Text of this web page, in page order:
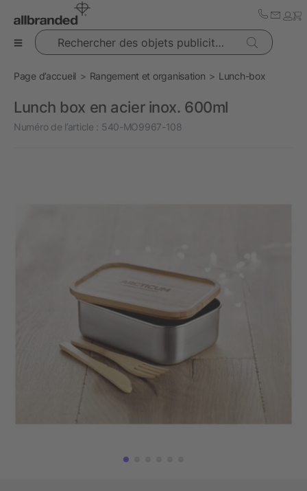
Rechercher des objets publicitaires
Page d’accueil Rangement et organisation Lunch-box
Lunch box en acier inox. 600ml
Numéro de l’article : 540-MO9967-108